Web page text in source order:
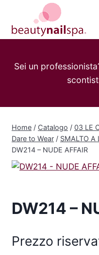
contenuto
Sei un
Home / Catalogo / 03 LE
Dare to Wear / SMALTO A
DW214 – NUDE AFFAIR
DW214 –
Prezzo